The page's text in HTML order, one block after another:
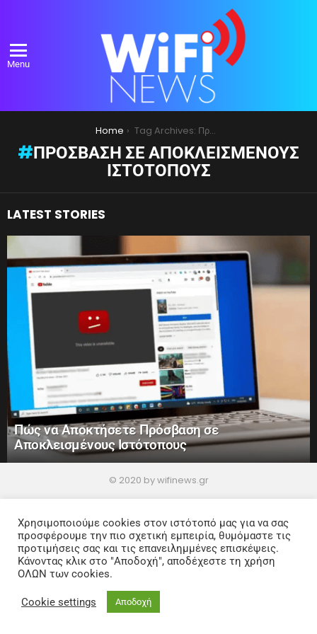
Menu
Home Tag Archives: Πρόσβαση σε Αποκλεισμένους Ιστότοπους
ΠΡΌΣΒΑΣΗ ΣΕ ΑΠΟΚΛΕΙΣΜΈΝΟΥΣ
ΙΣΤΌΤΟΠΟΥΣ
LATEST STORIES
Πώς να Αποκτήσετε Πρόσβαση σε
Αποκλεισμένους Ιστότοπους
© 2020 by wifinews.gr
Χρησιμοποιούμε cookies στον ιστότοπό μας για να σας
προσφέρουμε την πιο σχετική εμπειρία, θυμόμαστε τις
προτιμήσεις σας και τις επανειλημμένες επισκέψεις.
Κάνοντας κλικ στο "Αποδοχή", αποδέχεστε τη χρήση
ΟΛΩΝ των cookies.
Cookie settings Αποδοχή